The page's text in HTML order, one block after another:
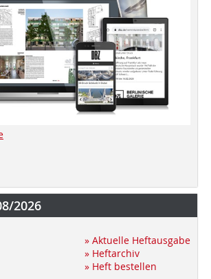
2026
» Aktuelle Heftausgabe
» Heftarchiv
» Heft bestellen